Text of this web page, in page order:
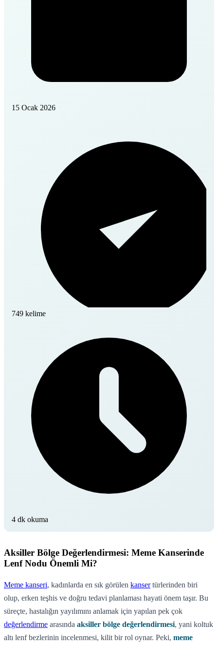
15 Ocak 2026
749 kelime
4 dk okuma
Aksiller Bölge Değerlendirmesi: Meme Kanserinde
Lenf Nodu Önemli Mi?
Meme kanseri, kadınlarda en sık görülen kansertürlerinden biri
olup, erken teşhis ve doğru tedavi planlaması hayati önem taşır. Bu
süreçte, hastalığın yayılımını anlamak için yapılan pek çok
değerlendirme arasında aksiller bölge değerlendirmesi, yani koltuk
altı lenf bezlerinin incelenmesi, kilit bir rol oynar. Peki, meme